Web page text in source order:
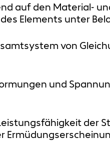
auf den Material-
Elements unter
von
und
der